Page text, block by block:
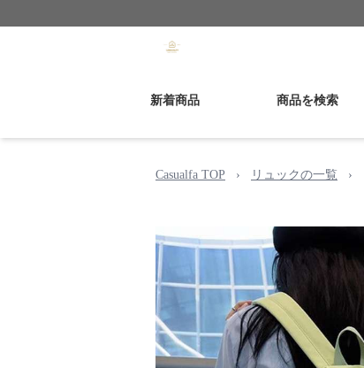
新着商品 商品を検索
Casualfa TOP › リュックの一覧 ›